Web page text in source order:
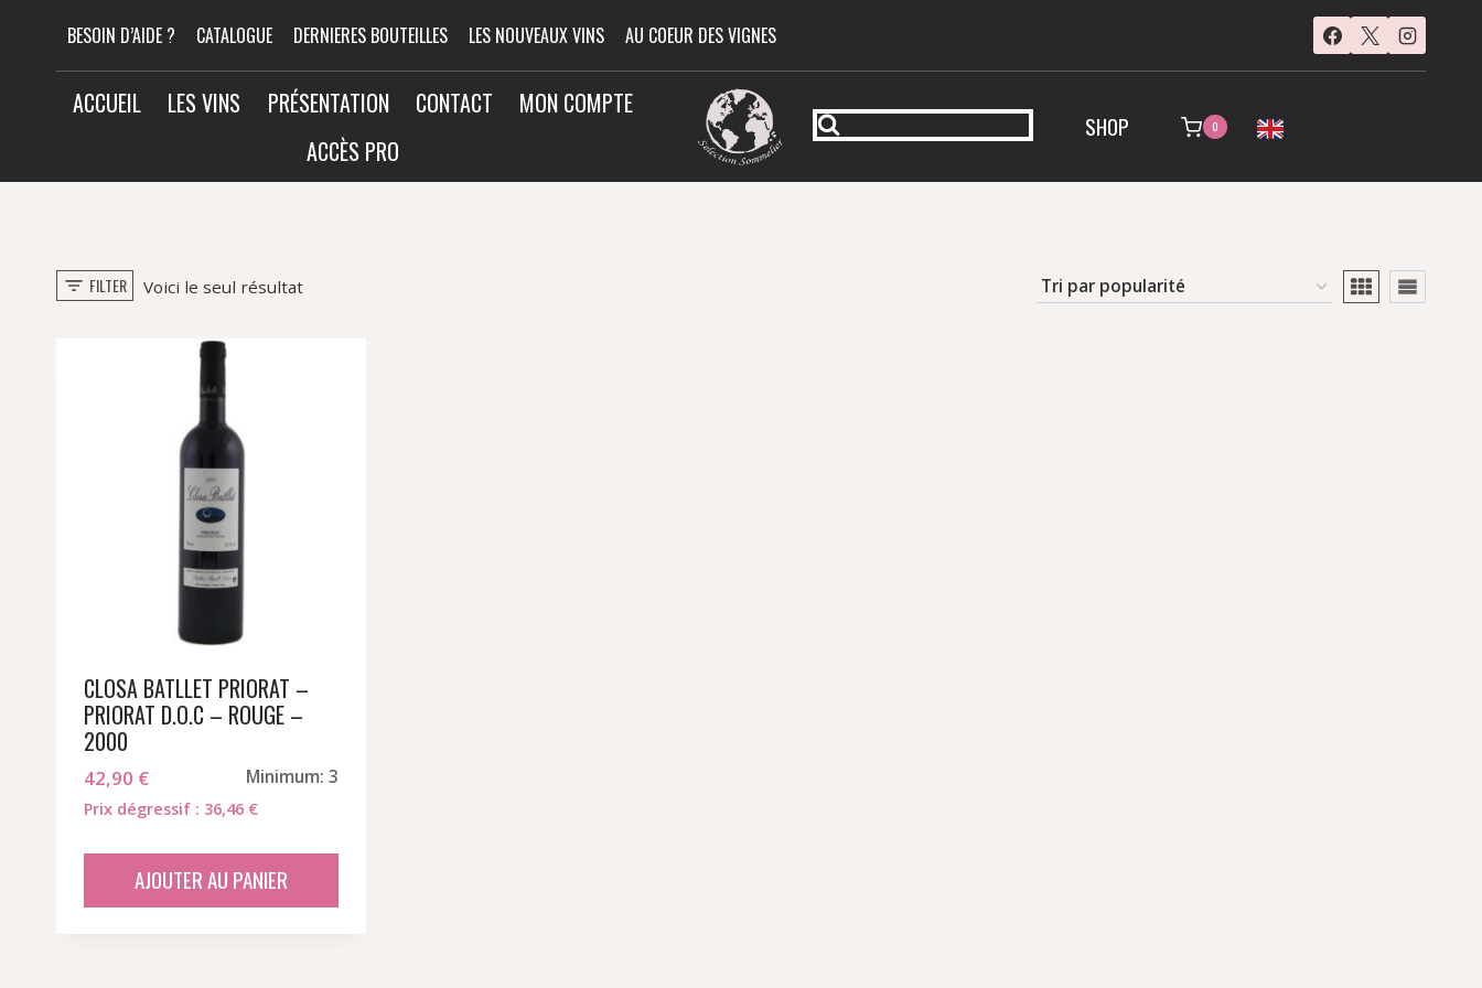
contenu
BESOIN D’AIDE ? CATALOGUE DERNIERES BOUTEILLES LES NOUVEAUX VINS AU COEUR DES VIGNES
ACCUEIL LES VINS PRÉSENTATION CONTACT
MON COMPTE
ACCÈS PRO
SHOP 0
FILTER Voici le seul résultat
CLOSA BATLLET PRIORAT –
PRIORAT D.O.C – ROUGE –
2000
42,90 € Minimum: 3
Prix dégressif : 36,46 €
AJOUTER AU PANIER